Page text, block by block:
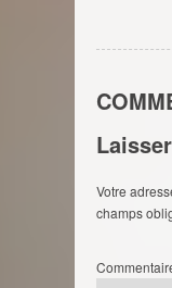
Votre
champs